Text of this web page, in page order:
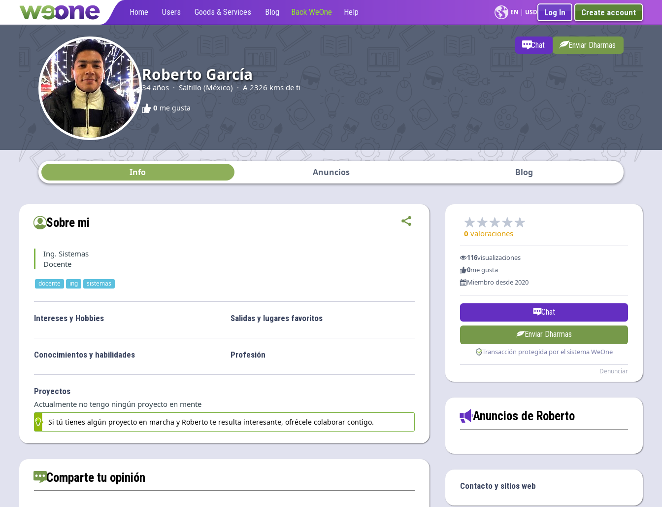
Home Users Goods & Services Blog Back WeOne Help EN | USD Log In Create account
Roberto García
34 años · Saltillo (México) · A 2326 kms de ti
0 me gusta
Chat Enviar Dharmas
Info Anuncios Blog
Sobre mi
Ing. Sistemas
Docente
docente ing sistemas
Intereses y Hobbies Salidas y lugares favoritos
Conocimientos y habilidades Profesión
Proyectos
Actualmente no tengo ningún proyecto en mente
Si tú tienes algún proyecto en marcha y Roberto te resulta interesante, ofrécele colaborar contigo.
Comparte tu opinión
0 valoraciones
116visualizaciones
0me gusta
Miembro desde 2020
Chat
Enviar Dharmas
Transacción protegida por el sistema WeOne
Denunciar
Anuncios de Roberto
Contacto y sitios web